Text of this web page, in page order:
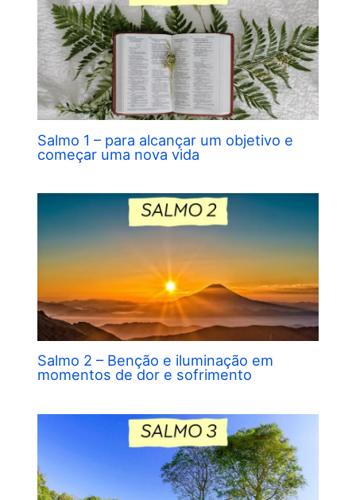
Salmo 1 – para alcançar um objetivo e
começar uma nova vida
Salmo 2 – Benção e iluminação em
momentos de dor e sofrimento